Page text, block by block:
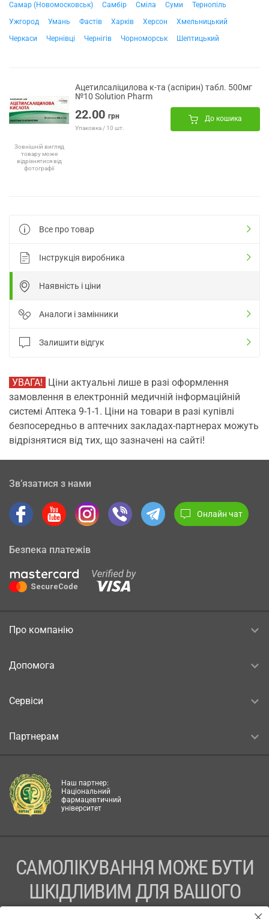
Самар (Новомосковськ)
Самбір Сміла Суми
Тернопіль
Ужгород
Умань Фастів Харків Херсон
Хмельницький
Черкаси
Чернівці Чернігів Чорноморськ Шептицький
Зовнішній вигляд
товару може
відрізнятися від
фотографії
Ацетилсаліцилова к-та (аспірин) табл. 500мг
№10 Solution Pharm
22.00 грн
Упаковка / 10 шт.
До кошика
Все про товар
Інструкція виробника
Наявність і ціни
Аналоги і замінники
Залишити відгук
УВАГА! Ціни актуальні лише в разі оформлення
замовлення в електронній медичній інформаційній
системі Аптека 9-1-1. Ціни на товари в разі купівлі
безпосередньо в аптечних закладах-партнерах можуть
відрізнятися від тих, що зазначені на сайті!
Зв’язатися з нами
Онлайн чат
Безпека платежів
Про компанію
Допомога
Сервіси
Партнерам
Наш партнер:
Національний
фармацевтичний
університет
САМОЛІКУВАННЯ МОЖЕ БУТИ
ШКІДЛИВИМ ДЛЯ ВАШОГО